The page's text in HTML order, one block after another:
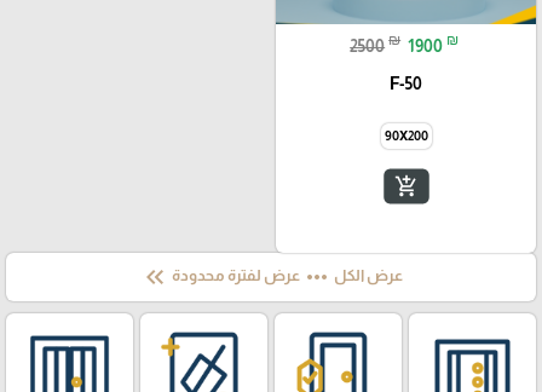
2500 ₪ 1900 ₪
F-50
90X200
add_shopping_cart
عرض الكل more_horiz عرض لفترة محدودة keyboard_double_arrow_left